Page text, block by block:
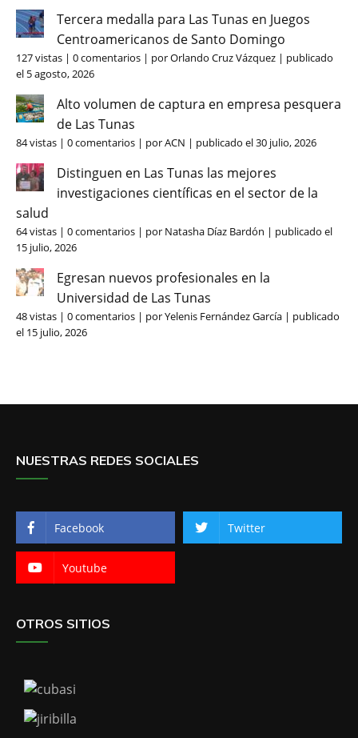
Tercera medalla para Las Tunas en Juegos
Centroamericanos de Santo Domingo
127 vistas | 0 comentarios | porOrlando Cruz Vázquez | publicado
el 5 agosto, 2026
Alto volumen de captura en empresa pesquera
de Las Tunas
84 vistas | 0 comentarios | porACN | publicado el 30 julio, 2026
Distinguen en Las Tunas las mejores
investigaciones científicas en el sector de la
salud
64 vistas | 0 comentarios | por Natasha Díaz Bardón | publicado el
15 julio, 2026
Egresan nuevos profesionales en la
Universidad de Las Tunas
48 vistas | 0 comentarios | porYelenis Fernández García | publicado
el 15 julio, 2026
NUESTRAS REDES SOCIALES
Facebook Twitter
Youtube
OTROS SITIOS